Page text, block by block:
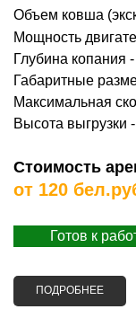
Объем ковша
Мощность
Глубина копания
Габаритные
Максимальная
Высота выгрузки
Стоимость
от 120
Готов к
ПОДРОБНЕЕ
О